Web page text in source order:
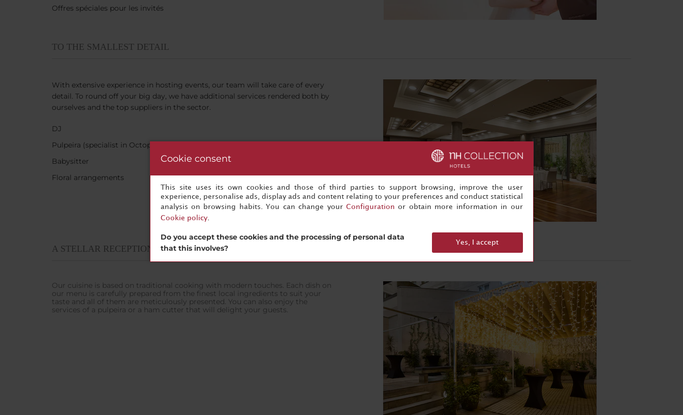
Offres spéciales pour les invités
TO THE SMALLEST DETAIL
With extensive experience in hosting events, our team will take care of every
detail. To round off your big day, we have additional services rendered both by
ourselves and the top suppliers in the sector.
DJ
Pulpeira (specialist in Octopus) and Ham Carver
Babysitter
Floral arrangements
A STELLAR RECEPTION
Our cuisine is based on traditional cooking with modern touches. Each dish on
our menu is carefully prepared from the finest local ingredients to suit your
taste and all of them are meticulously presented. You can also enjoy the
services of a pulpeira or a ham cutter that will delight your guests.
Cookie consent
This site uses its own cookies and those of third parties to support browsing, improve the user
experience, personalise ads, display ads and content relating to your preferences and conduct statistical
analysis on browsing habits. You can change your Configuration or obtain more information in our
Cookie policy.
Do you accept these cookies and the processing of personal data
that this involves?
Yes, I accept